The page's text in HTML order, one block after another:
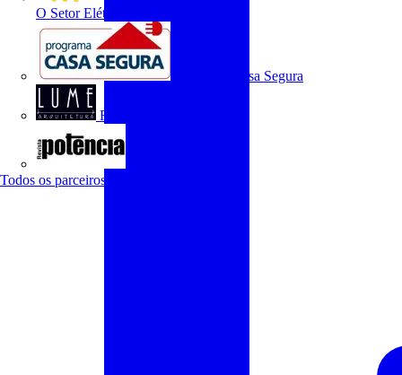
O Setor Elétrico
Programa Casa Segura
Revista Lume Arquitetura
Todos os parceiros